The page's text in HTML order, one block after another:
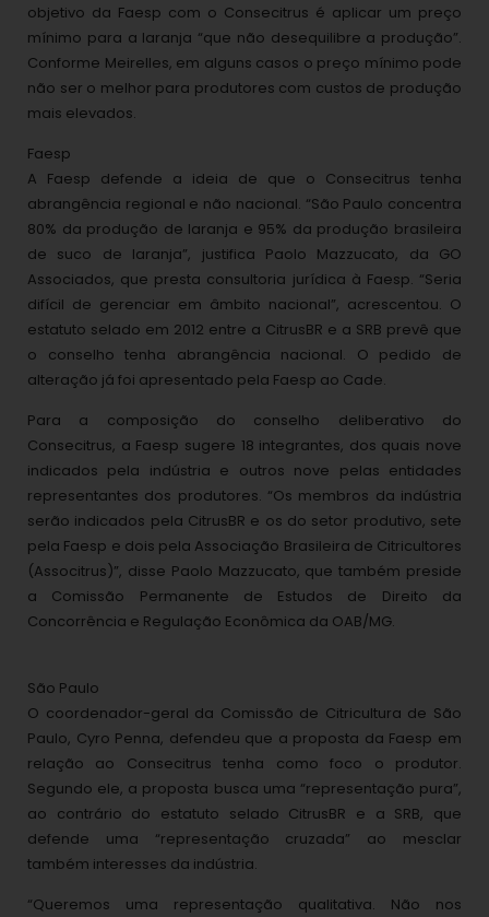
objetivo da Faesp com o Consecitrus é aplicar um preço
mínimo para a laranja “que não desequilibre a produção”.
Conforme Meirelles, em alguns casos o preço mínimo pode
não ser o melhor para produtores com custos de produção
mais elevados.
Faesp
A Faesp defende a ideia de que o Consecitrus tenha
abrangência regional e não nacional. “São Paulo concentra
80% da produção de laranja e 95% da produção brasileira
de suco de laranja”, justifica Paolo Mazzucato, da GO
Associados, que presta consultoria jurídica à Faesp. “Seria
difícil de gerenciar em âmbito nacional”, acrescentou. O
estatuto selado em 2012 entre a CitrusBR e a SRB prevê que
o conselho tenha abrangência nacional. O pedido de
alteração já foi apresentado pela Faesp ao Cade.
Para a composição do conselho deliberativo do
Consecitrus, a Faesp sugere 18 integrantes, dos quais nove
indicados pela indústria e outros nove pelas entidades
representantes dos produtores. “Os membros da indústria
serão indicados pela CitrusBR e os do setor produtivo, sete
pela Faesp e dois pela Associação Brasileira de Citricultores
(Associtrus)”, disse Paolo Mazzucato, que também preside
a Comissão Permanente de Estudos de Direito da
Concorrência e Regulação Econômica da OAB/MG.
São Paulo
O coordenador-geral da Comissão de Citricultura de São
Paulo, Cyro Penna, defendeu que a proposta da Faesp em
relação ao Consecitrus tenha como foco o produtor.
Segundo ele, a proposta busca uma “representação pura”,
ao contrário do estatuto selado CitrusBR e a SRB, que
defende uma “representação cruzada” ao mesclar
também interesses da indústria.
“Queremos uma representação qualitativa. Não nos